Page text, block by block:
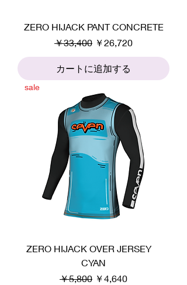
ZERO HIJACK PANT CONCRETE
通常価格
￥33,400 セール価格
￥26,720
カートに追加する
sale
ZERO HIJACK OVER JERSEY
CYAN
通常価格
￥5,800 セール価格
￥4,640